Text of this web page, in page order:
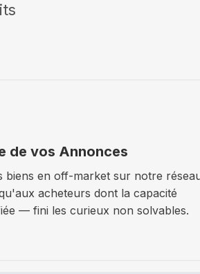
de vos Annonces
biens en off-market sur notre
acheteurs dont la capacité
— fini les curieux non solvables.